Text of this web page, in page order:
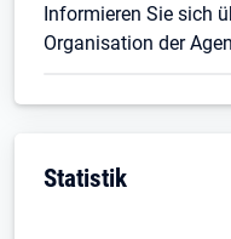
Informieren Sie sich
Organisation der
Öffnet in neuem Tab
Statistik